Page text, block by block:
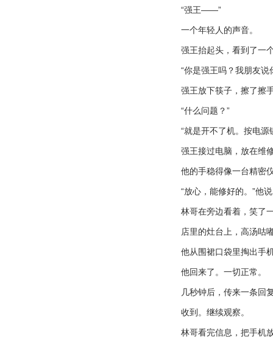
“强王——”
一个年轻人的声音。
强王抬起头，看到了一
“你是强王吗？我朋友说
强王放下筷子，擦了擦
“什么问题？”
“就是开不了机。按电源
强王接过电脑，放在维
他的手稳得像一台精密
“放心，能修好的。 ”他
林哥在旁边看着，笑了
店里的灶台上，高汤咕
他从围裙口袋里掏出手
他回来了。一切正常。
几秒钟后，传来一条回
收到。继续观察。
林哥看完信息，把手机